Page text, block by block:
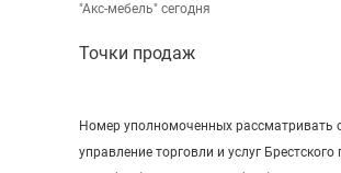
"Aкс-мебель" сегодня
Точки продаж
Номер уполномоченных рассматривать
управление торговли и услуг